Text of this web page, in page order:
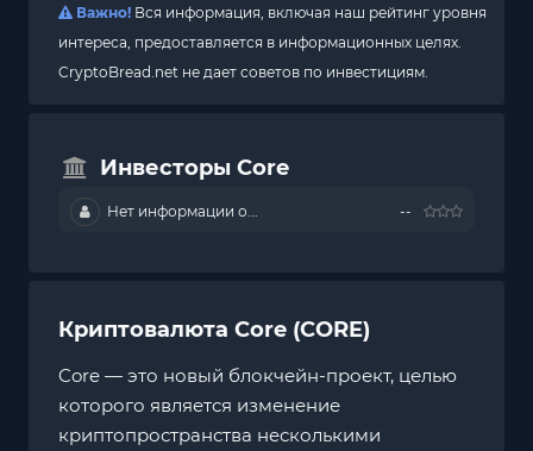
Важно! Вся информация, включая наш рейтинг уровня
интереса, предоставляется в информационных целях.
CryptoBread.net не дает советов по инвестициям.
Инвесторы Core
Нет информации о... --
Криптовалюта Core (CORE)
Core — это новый блокчейн-проект, целью
которого является изменение
криптопространства несколькими